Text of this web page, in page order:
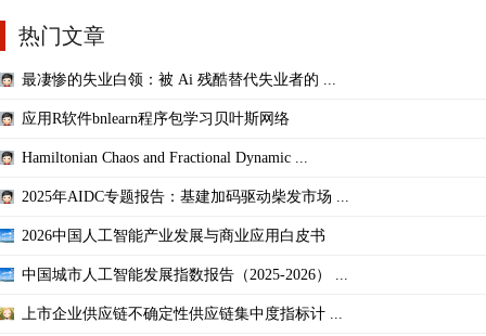
热门文章
最凄惨的失业白领：被 Ai 残酷替代失业者的 ...
应用R软件bnlearn程序包学习贝叶斯网络
Hamiltonian Chaos and Fractional Dynamic ...
2025年AIDC专题报告：基建加码驱动柴发市场 ...
2026中国人工智能产业发展与商业应用白皮书
中国城市人工智能发展指数报告（2025-2026） ...
上市企业供应链不确定性供应链集中度指标计 ...